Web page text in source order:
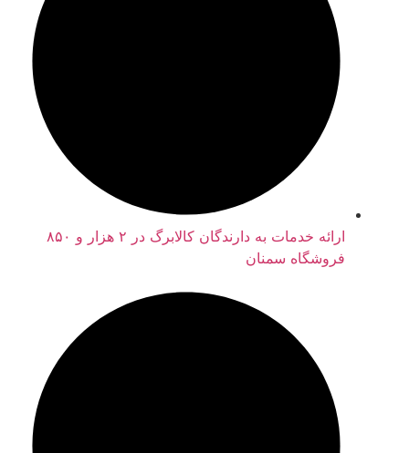
ارائه خدمات به دارندگان کالابرگ در ۲ هزار و ۸۵۰
فروشگاه سمنان